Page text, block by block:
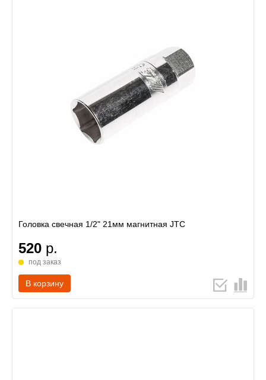
Головка свечная 1/2" 21мм магнитная JTC
520 р.
под заказ
В корзину